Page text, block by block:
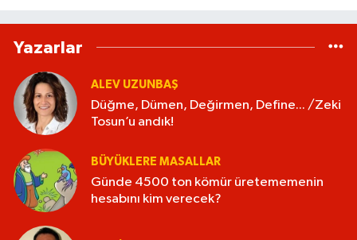
Yazarlar
ALEV UZUNBAŞ
Düğme, Dümen, Değirmen, Define... /Zeki
Tosun’u andık!
BÜYÜKLERE MASALLAR
Günde 4500 ton kömür üretememenin
hesabını kim verecek?